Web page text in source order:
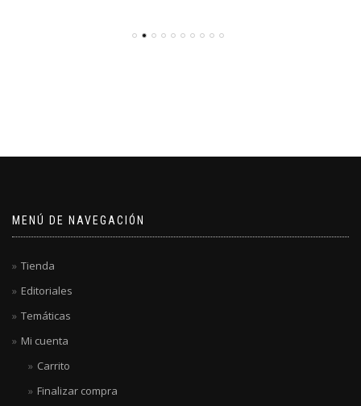
MENÚ DE NAVEGACIÓN
Tienda
Editoriales
Temáticas
Mi cuenta
Carrito
Finalizar compra